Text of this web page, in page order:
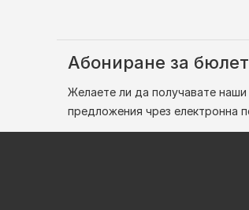
Абониране за
Желаете ли да получавате
предложения чрез електронна